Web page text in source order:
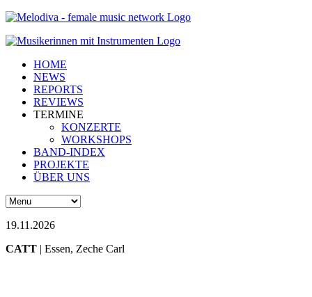
HOME
NEWS
REPORTS
REVIEWS
TERMINE
KONZERTE
WORKSHOPS
BAND-INDEX
PROJEKTE
ÜBER UNS
19.11.2026
CATT | Essen, Zeche Carl